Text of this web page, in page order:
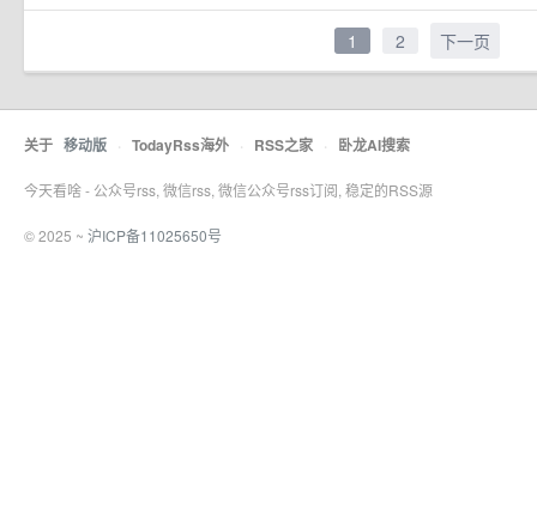
1 2 下一页
关于 移动版 · TodayRss海外 · RSS之家 · 卧龙AI搜索
今天看啥 - 公众号rss, 微信rss, 微信公众号rss订阅, 稳定的RSS源
© 2025 ~ 沪ICP备11025650号